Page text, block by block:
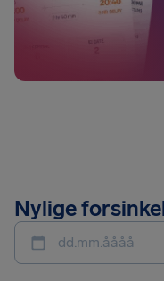
Nylige
dd.mm.åååå